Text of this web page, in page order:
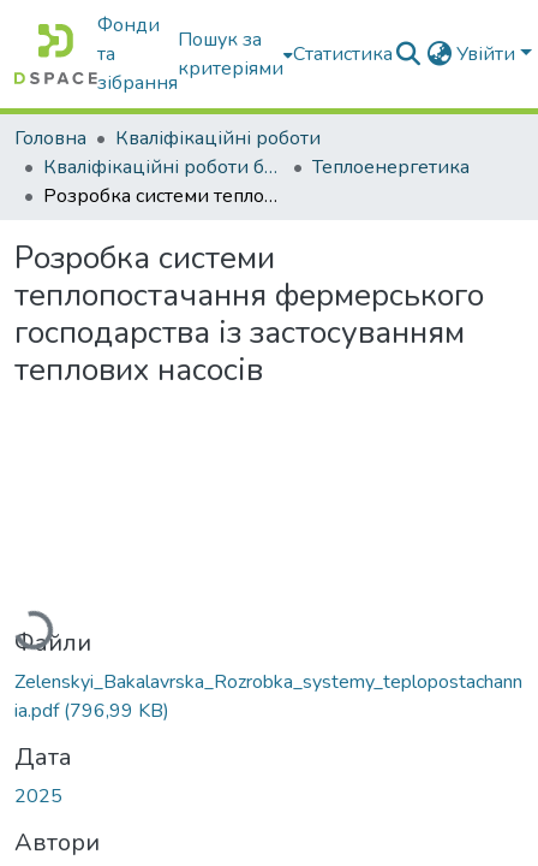
Фонди
та
зібрання
Пошук за
критеріями
Статистика Увійти
Головна
Кваліфікаційні роботи
Кваліфікаційні роботи бакалаврів
Теплоенергетика
Розробка системи теплопостачання фермерського господарства із застосуванням теплових насосів
Розробка системи
теплопостачання фермерського
господарства із застосуванням
теплових насосів
Вантажиться...
Файли
Zelenskyi_Bakalavrska_Rozrobka_systemy_teplopostachann
ia.pdf(796,99 KB)
Дата
2025
Автори